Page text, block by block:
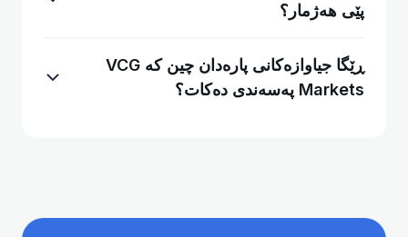
پێی هەژمار؟
ڕێگا جیاوازەکانی پارەدان چین کە VCG
Markets پەسەندی دەکات؟